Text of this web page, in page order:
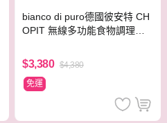
bianco di puro德國彼安特 CH
OPIT 無線多功能食物調理機
$3,380 $4,380
免運